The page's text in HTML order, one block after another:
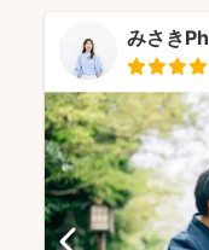
みさき